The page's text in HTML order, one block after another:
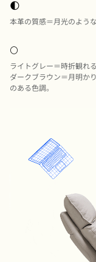
🌓
本革の質感＝月光のよう
🌕
ライトグレー＝時折観れ
ダークブラウン＝月明か
のある色調。